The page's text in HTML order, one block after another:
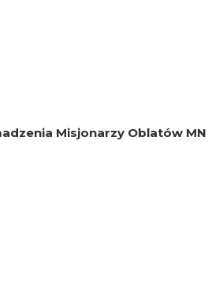
Misjonarzy Oblatów MN